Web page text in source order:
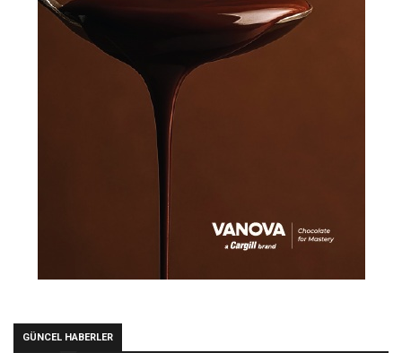
GÜNCEL HABERLER